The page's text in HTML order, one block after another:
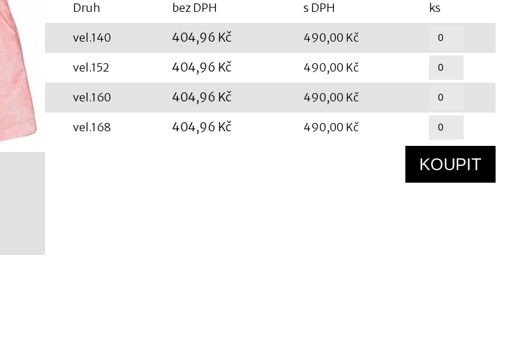
Druh bez DPH s DPH ks
vel.140 404,96 Kč 490,00 Kč
vel.152 404,96 Kč 490,00 Kč
vel.160 404,96 Kč 490,00 Kč
vel.168 404,96 Kč 490,00 Kč